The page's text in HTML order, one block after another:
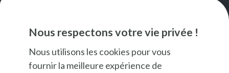
Nous respectons votre vie privée !
Nous utilisons les cookies pour vous
fournir la meilleure expérience de